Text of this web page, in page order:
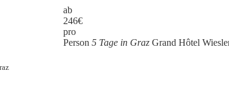
ab
246€
pro
Person 5 Tage in Graz Grand Hôtel